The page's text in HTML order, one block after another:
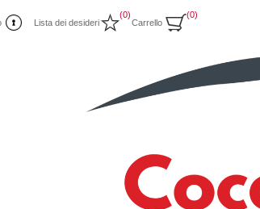
Lista dei desideri
(0)
Carrello
(0)